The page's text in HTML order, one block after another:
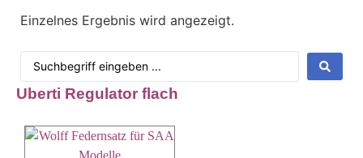
Einzelnes Ergebnis wird angezeigt.
Uberti Regulator flach